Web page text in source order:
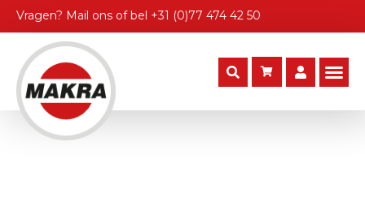
Vragen? Mail ons of bel +31 (0)77 474 42 50